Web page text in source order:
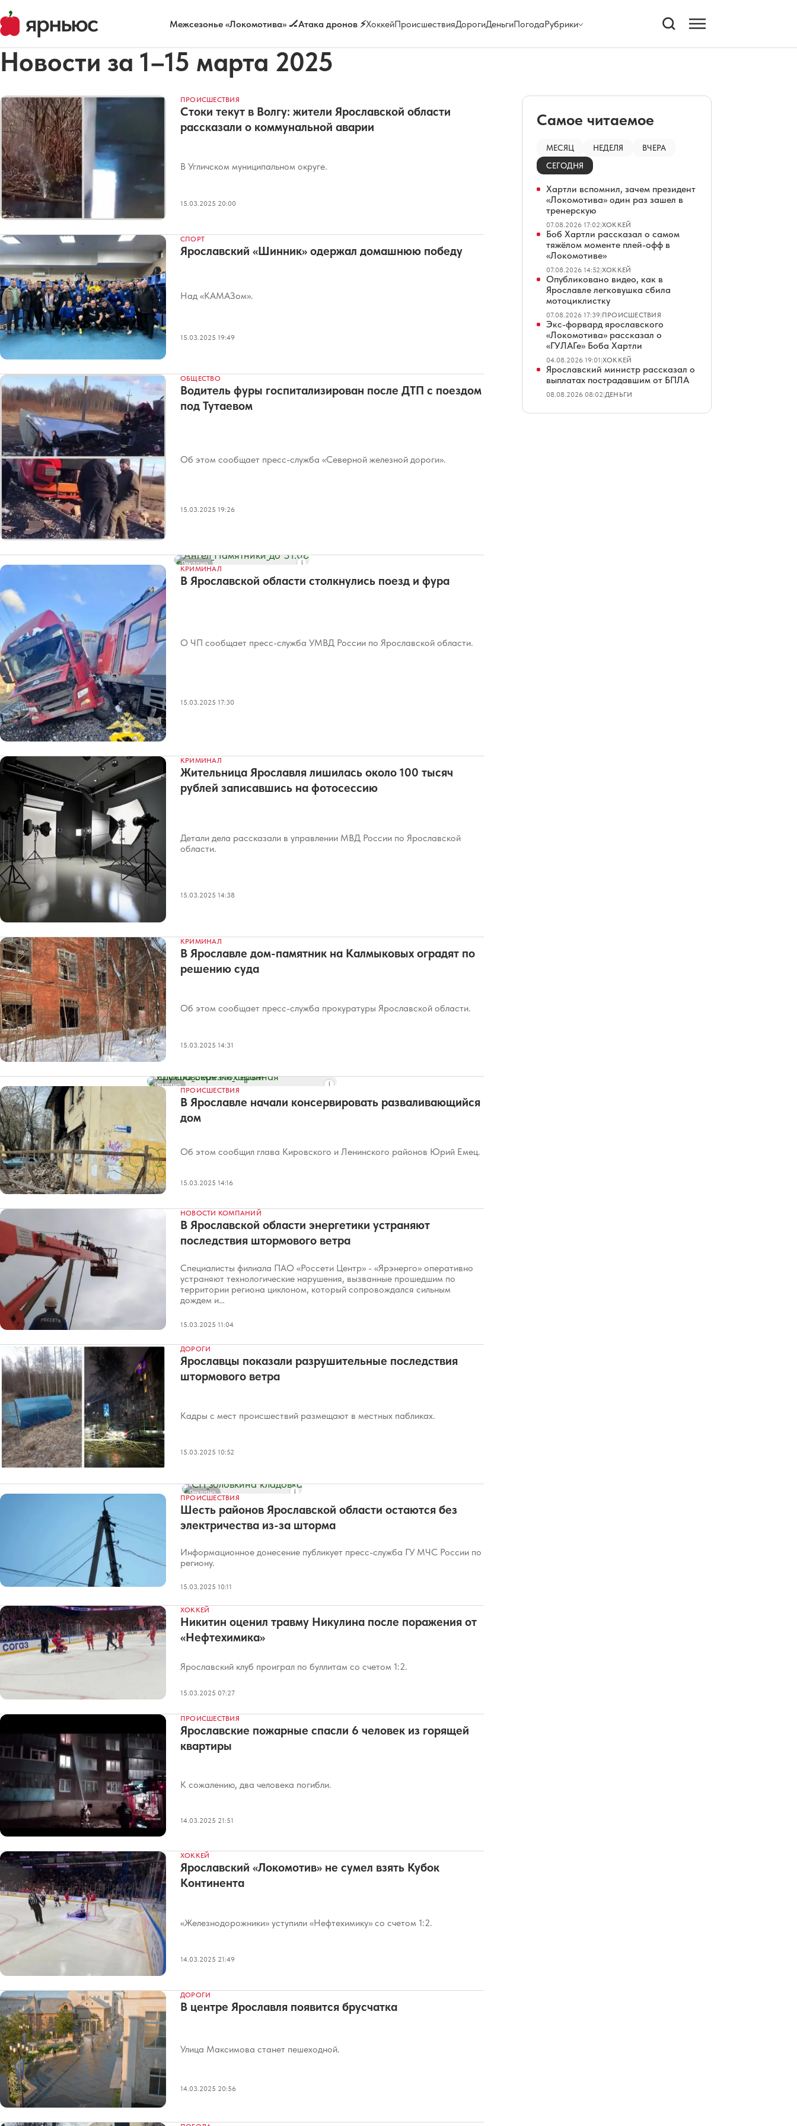
Межсезонье «Локомотива» 🏒Атака дронов ⚡ХоккейПроисшествияДорогиДеньгиПогодаРубрики
Новости за 1–15 марта 2025
ПРОИСШЕСТВИЯ
Стоки текут в Волгу: жители Ярославской области
рассказали о коммунальной аварии
В Угличском муниципальном округе.
15.03.2025 20:00
СПОРТ
Ярославский «Шинник» одержал домашнюю победу
Над «КАМАЗом».
15.03.2025 19:49
ОБЩЕСТВО
Водитель фуры госпитализирован после ДТП с поездом
под Тутаевом
Об этом сообщает пресс-служба «Северной железной дороги».
15.03.2025 19:26
Реклама
КРИМИНАЛ
В Ярославской области столкнулись поезд и фура
О ЧП сообщает пресс-служба УМВД России по Ярославской области.
15.03.2025 17:30
КРИМИНАЛ
Жительница Ярославля лишилась около 100 тысяч
рублей записавшись на фотосессию
Детали дела рассказали в управлении МВД России по Ярославской
области.
15.03.2025 14:38
КРИМИНАЛ
В Ярославле дом-памятник на Калмыковых оградят по
решению суда
Об этом сообщает пресс-служба прокуратуры Ярославской области.
15.03.2025 14:31
Реклама
ПРОИСШЕСТВИЯ
В Ярославле начали консервировать разваливающийся
дом
Об этом сообщил глава Кировского и Ленинского районов Юрий Емец.
15.03.2025 14:16
НОВОСТИ КОМПАНИЙ
В Ярославской области энергетики устраняют
последствия штормового ветра
Специалисты филиала ПАО «Россети Центр» - «Ярэнерго» оперативно
устраняют технологические нарушения, вызванные прошедшим по
территории региона циклоном, который сопровождался сильным
дождем и…
15.03.2025 11:04
ДОРОГИ
Ярославцы показали разрушительные последствия
штормового ветра
Кадры с мест происшествий размещают в местных пабликах.
15.03.2025 10:52
Реклама
ПРОИСШЕСТВИЯ
Шесть районов Ярославской области остаются без
электричества из-за шторма
Информационное донесение публикует пресс-служба ГУ МЧС России по
региону.
15.03.2025 10:11
ХОККЕЙ
Никитин оценил травму Никулина после поражения от
«Нефтехимика»
Ярославский клуб проиграл по буллитам со счетом 1:2.
15.03.2025 07:27
ПРОИСШЕСТВИЯ
Ярославские пожарные спасли 6 человек из горящей
квартиры
К сожалению, два человека погибли.
14.03.2025 21:51
ХОККЕЙ
Ярославский «Локомотив» не сумел взять Кубок
Континента
«Железнодорожники» уступили «Нефтехимику» со счетом 1:2.
14.03.2025 21:49
ДОРОГИ
В центре Ярославля появится брусчатка
Улица Максимова станет пешеходной.
14.03.2025 20:56
Самое читаемое
МЕСЯЦ НЕДЕЛЯ
ВЧЕРА
СЕГОДНЯ
Хартли вспомнил, зачем президент
«Локомотива» один раз зашел в
тренерскую
07.08.2026 17:02|ХОККЕЙ
Боб Хартли рассказал о самом
тяжёлом моменте плей-офф в
«Локомотиве»
07.08.2026 14:52|ХОККЕЙ
Опубликовано видео, как в
Ярославле легковушка сбила
мотоциклистку
07.08.2026 17:39|ПРОИСШЕСТВИЯ
Экс-форвард ярославского
«Локомотива» рассказал о
«ГУЛАГе» Боба Хартли
04.08.2026 19:01|ХОККЕЙ
Ярославский министр рассказал о
выплатах пострадавшим от БПЛА
08.08.2026 08:02|ДЕНЬГИ